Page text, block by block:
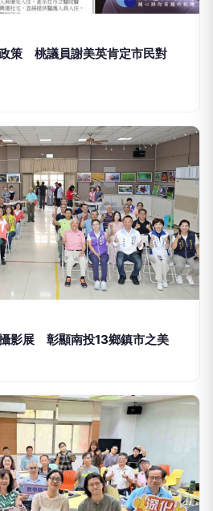
策 桃議員謝美英肯定市民對
影展 彰顯南投13鄉鎮市之美